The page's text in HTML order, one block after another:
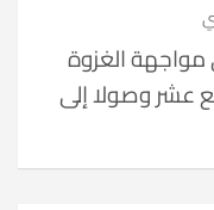
الغزوة
عشر وصولا إلى